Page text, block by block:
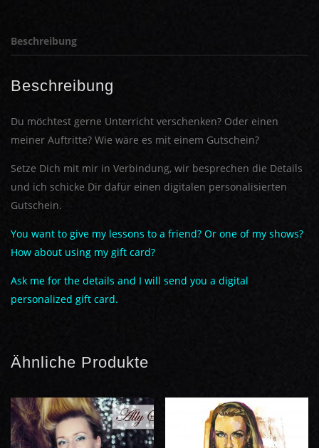
Coaching
Menge
Beschreibung
Beschreibung
Du möchtest gerne Unterricht verschenken? Oder einen
meiner Auftritte? Wie wäre es mit einem Gutschein?
Setze Dich mit mir in Verbindung, wir besprechen die Details
und ich schicke Dir dafür einen digitalen personalisierten
Gutschein.
You want to give my lessons to a friend? Or one of my shows?
How about using my gift card?
Ask me for the details and I will send you a digital
personalized gift card.
Ähnliche Produkte